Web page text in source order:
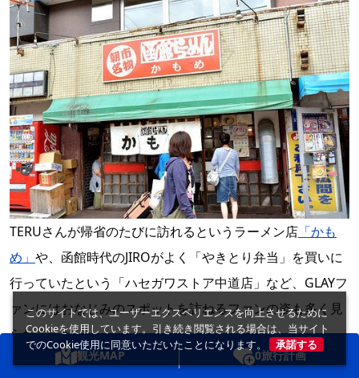
TERUさんが帰省のたびに訪れるというラーメン店 「かも
め」 や、函館時代のJIROがよく「やきとり弁当」を買いに
行っていたという「ハセガワストア中道店」など、GLAYフ
ァンにはおなじみのスポットを訪ねるファンの姿も多く見
られました。
観光MAP 0旅行計画
このサイトでは、ユーザーエクスペリエンスを向上させるために
Cookieを使用しています。引き続き閲覧される場合は、当サイト
でのCookie使用に同意いただいたことになります。
承諾する